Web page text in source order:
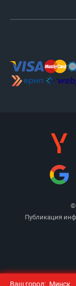
©
Публикация
Ваш город: Минск